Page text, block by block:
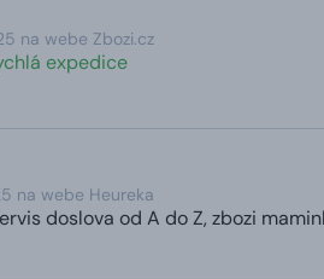
na webe Zbozi.cz
expedice
na webe Heureka
doslova od A do Z, zbozi